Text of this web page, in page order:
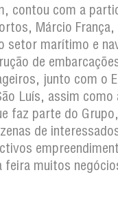
contou com a
Márcio França,
setor marítimo e
de
junto com o
Luís, assim como
faz parte do
de
feira muitos